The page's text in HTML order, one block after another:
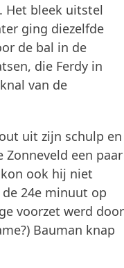
Het bleek uitstel
ging diezelfde
de bal in de
die Ferdy in
van de
uit zijn schulp en
Zonneveld een paar
ook hij niet
24e minuut op
voorzet werd door
Bauman knap